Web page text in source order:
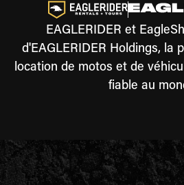
EAGLERIDER et
d'EAGLERIDER Holdings, la
location de motos et de
fiable au